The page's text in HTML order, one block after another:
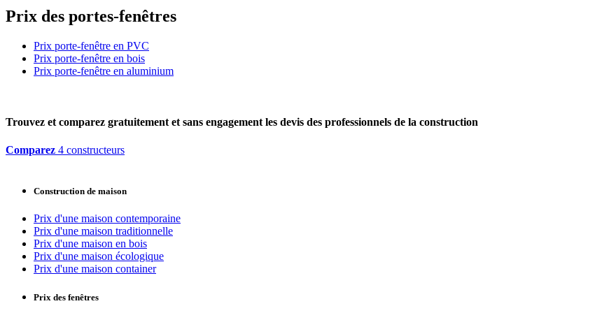
Prix des portes-fenêtres
Prix porte-fenêtre en PVC
Prix porte-fenêtre en bois
Prix porte-fenêtre en aluminium
Trouvez et comparez gratuitement et sans engagement les devis des professionnels de la construction
Comparez 4 constructeurs
Construction de maison
Prix d'une maison contemporaine
Prix d'une maison traditionnelle
Prix d'une maison en bois
Prix d'une maison écologique
Prix d'une maison container
Prix des fenêtres